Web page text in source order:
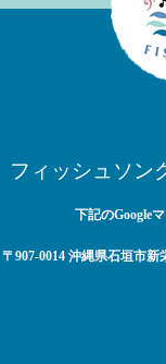
フィッシュソン
下記のGoogle
〒907-0014 沖縄県石垣市新